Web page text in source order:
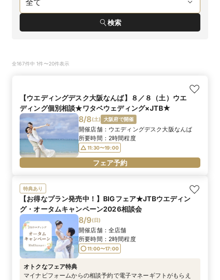
検索
全167件中 1件〜20件表示
【ウエディングデスク大阪なんば】８／８（土）ウエ
ディング個別相談★ワタベウェディング×JTB★
8/8(土) 大阪府で開催
開催店舗： ウエディングデスク大阪なんば
所要時間： 2時間程度
11:30〜19:00
フェア予約
特典あり
【お得なプラン発売中！】BIGフェア★JTBウエディン
グ・オータムキャンペーン2026相談会
8/9(日)
開催店舗： 全店舗
所要時間： 2時間程度
11:00〜17:00
オトクなフェア特典
マイナビフォームからの相談予約で電子マネーギフトがもらえ